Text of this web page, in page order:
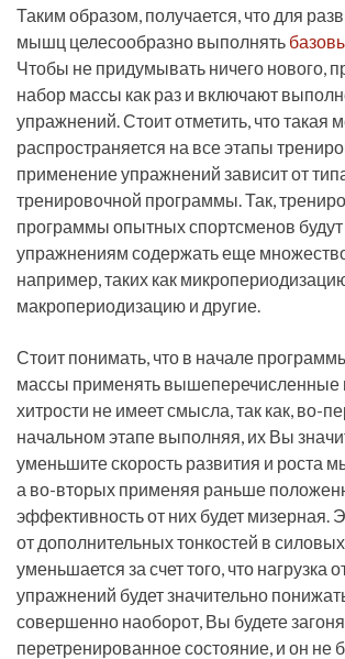
Таким образом, получается, что для
мышц целесообразно выполнять
Чтобы не придумывать ничего нового,
набор массы как раз и включают
упражнений. Стоит отметить, что такая
распространяется на все этапы
применение упражнений зависит от
тренировочной программы. Так,
программы опытных спортсменов будут
упражнениям содержать еще
например, таких как
макропериодизацию и другие.
Стоит понимать, что в начале
массы применять вышеперечисленные
хитрости не имеет смысла, так как, во-
начальном этапе выполняя, их Вы
уменьшите скорость развития и роста
а во-вторых применяя раньше
эффективность от них будет мизерная.
от дополнительных тонкостей в
уменьшается за счет того, что нагрузка
упражнений будет значительно
совершенно наоборот, Вы будете
перетренированное состояние, и он не